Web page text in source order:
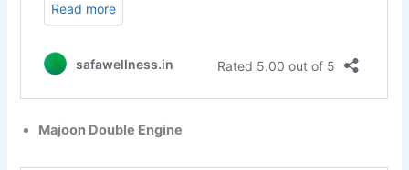
Majoon Double Engine